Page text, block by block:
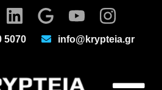
5070 info@krypteia.gr